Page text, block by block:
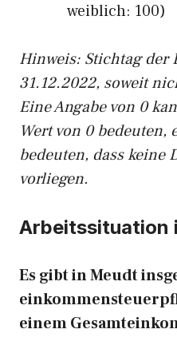
weiblich: 100)
Hinweis: Stichtag der
31.12.2022, soweit
Eine Angabe von 0
Wert von 0 bedeuten,
bedeuten, dass keine
vorliegen.
Arbeitssituation
Es gibt in Meudt
einem